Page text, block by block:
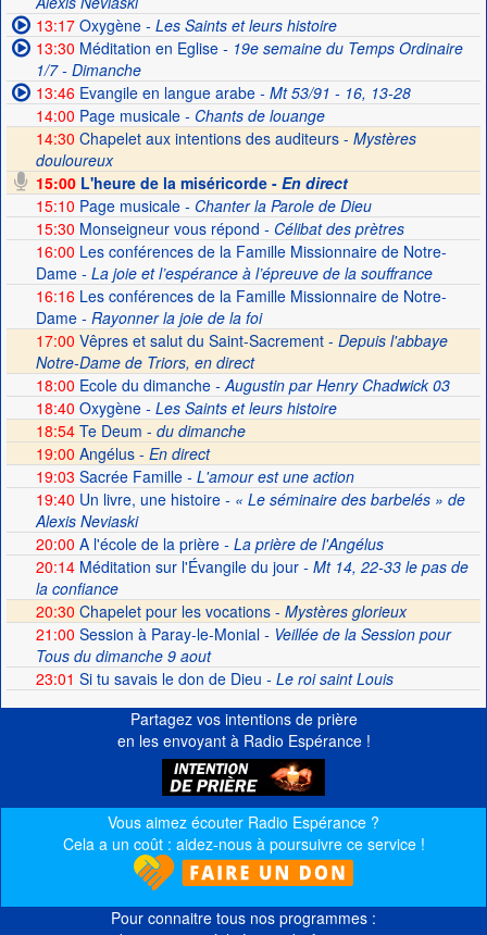
13:17Oxygène- Les Saints et leurs histoire
13:30 Méditation en Eglise- 19e semaine du Temps Ordinaire
1/7 - Dimanche
13:46Evangile en langue arabe- Mt 53/91 - 16, 13-28
14:00 Page musicale- Chants de louange
14:30 Chapelet aux intentions des auditeurs - Mystères
douloureux
15:00L'heure de la miséricorde - En direct
15:10 Page musicale- Chanter la Parole de Dieu
15:30 Monseigneur vous répond - Célibat des prètres
16:00 Les conférences de la Famille Missionnaire de Notre-
Dame- La joie et l’espérance à l’épreuve de la souffrance
16:16Les conférences de la Famille Missionnaire de Notre-
Dame- Rayonner la joie de la foi
17:00 Vêpres et salut du Saint-Sacrement - Depuis l'abbaye
Notre-Dame de Triors, en direct
18:00 Ecole du dimanche- Augustin par Henry Chadwick 03
18:40 Oxygène- Les Saints et leurs histoire
18:54Te Deum - du dimanche
19:00 Angélus - En direct
19:03 Sacrée Famille- L'amour est une action
19:40 Un livre, une histoire- « Le séminaire des barbelés » de
Alexis Neviaski
20:00 A l'école de la prière- La prière de l'Angélus
20:14Méditation sur l'Évangile du jour- Mt 14, 22-33 le pas de
la confiance
20:30 Chapelet pour les vocations - Mystères glorieux
21:00 Session à Paray-le-Monial- Veillée de la Session pour
Tous du dimanche 9 aout
23:01 Si tu savais le don de Dieu - Le roi saint Louis
Partagez vos intentions de prière
en les envoyant à Radio Espérance !
Vous aimez écouter Radio Espérance ?
Cela a un coût : aidez-nous à poursuivre ce service !
Pour connaitre tous nos programmes :